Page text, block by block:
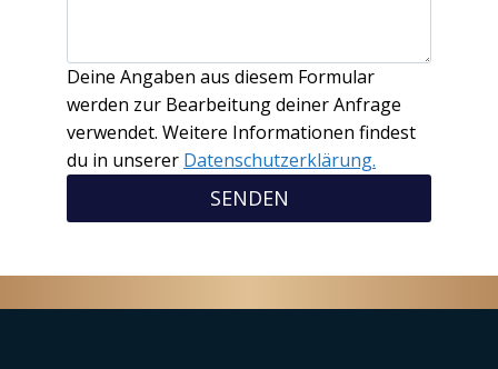
Deine Angaben aus diesem Formular
werden zur Bearbeitung deiner Anfrage
verwendet. Weitere Informationen findest
du in unserer Datenschutzerklärung.
SENDEN